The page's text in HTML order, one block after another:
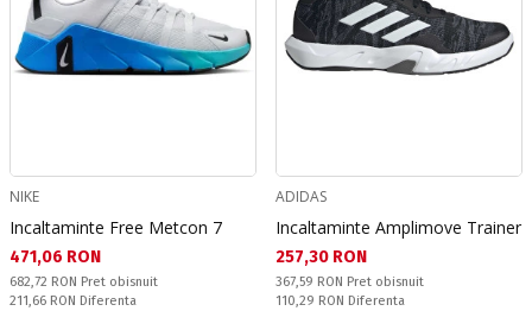
NIKE
Incaltaminte Free Metcon 7
Текуща цена:
471,06 RON
Pret obisnuit:
682,72 RON Pret obisnuit
Спестявате:
211,66 RON Diferenta
ADIDAS
Incaltaminte Amplimove Trainer
Текуща цена:
257,30 RON
Pret obisnuit:
367,59 RON Pret obisnuit
Спестявате:
110,29 RON Diferenta